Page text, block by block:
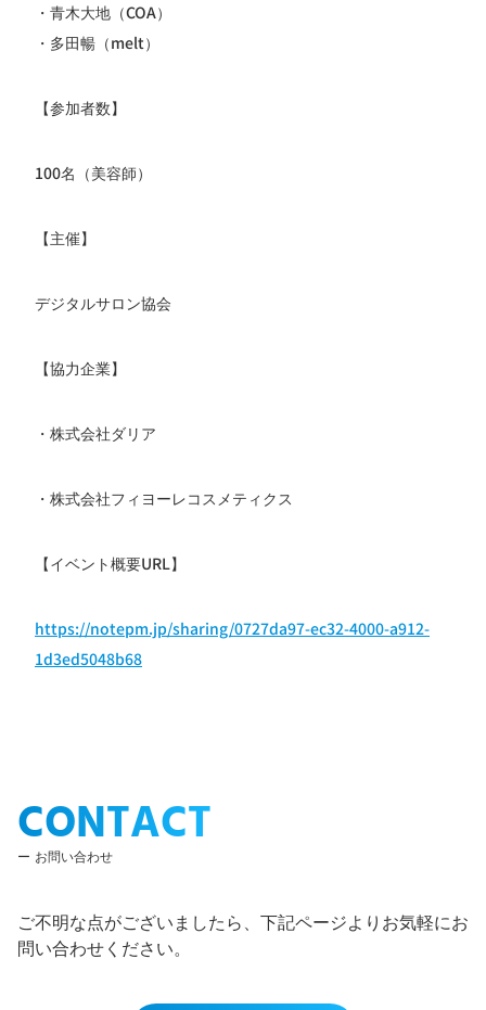
・青木大地（COA）
・多田暢（melt）
【参加者数】
100名（美容師）
【主催】
デジタルサロン協会
【協力企業】
・株式会社ダリア
・株式会社フィヨーレコスメティクス
【イベント概要URL】
https://notepm.jp/sharing/0727da97-ec32-4000-a912-
1d3ed5048b68
CONTACT
お問い合わせ
ご不明な点がございましたら、下記ページよりお気軽にお
問い合わせください。